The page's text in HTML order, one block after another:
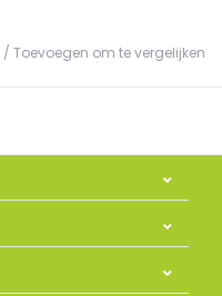
/ Toevoegen om te vergelijken